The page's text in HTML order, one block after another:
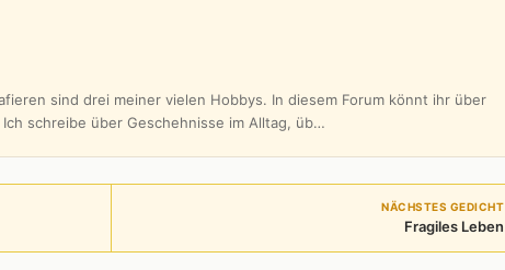
sind drei meiner vielen Hobbys. In diesem Forum könnt ihr über
schreibe über Geschehnisse im Alltag, üb…
NÄCHSTES GEDICHT
Fragiles Leben